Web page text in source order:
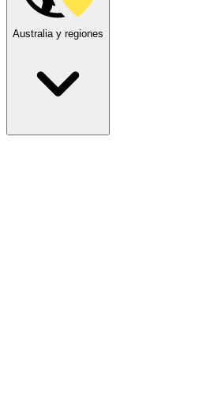
Australia y regiones